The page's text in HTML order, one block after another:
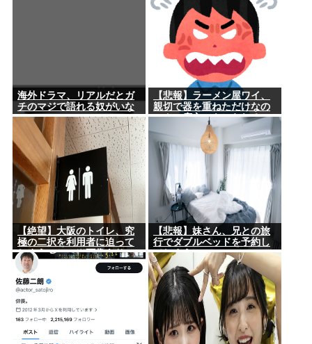
海外ドラマ、リアルだとガ
チのマジで語れる奴がいな
いwww
【悲報】ラーメン屋ワイ、
親切で器を重ねただけなの
にクソ店主にキレられる
←…礼儀正しいワイが悪い
か？
【絶望】大阪のトイレ、究
極の二択を利用者に迫って
しまうwww (※画像あり)
【悲報】妹さん、兄との旅
行でダブルベッドを予約し
てしまう⇒www